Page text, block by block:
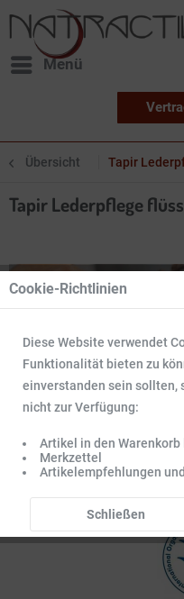
Menü
Übersicht Tapir
Tapir Lederpflege
Cookie-Richtlinien
Diese Website verwendet
Funktionalität bieten zu
einverstanden sein sollten,
nicht zur Verfügung:
Artikel in den Warenkorb
Merkzettel
Artikelempfehlungen
Schließen